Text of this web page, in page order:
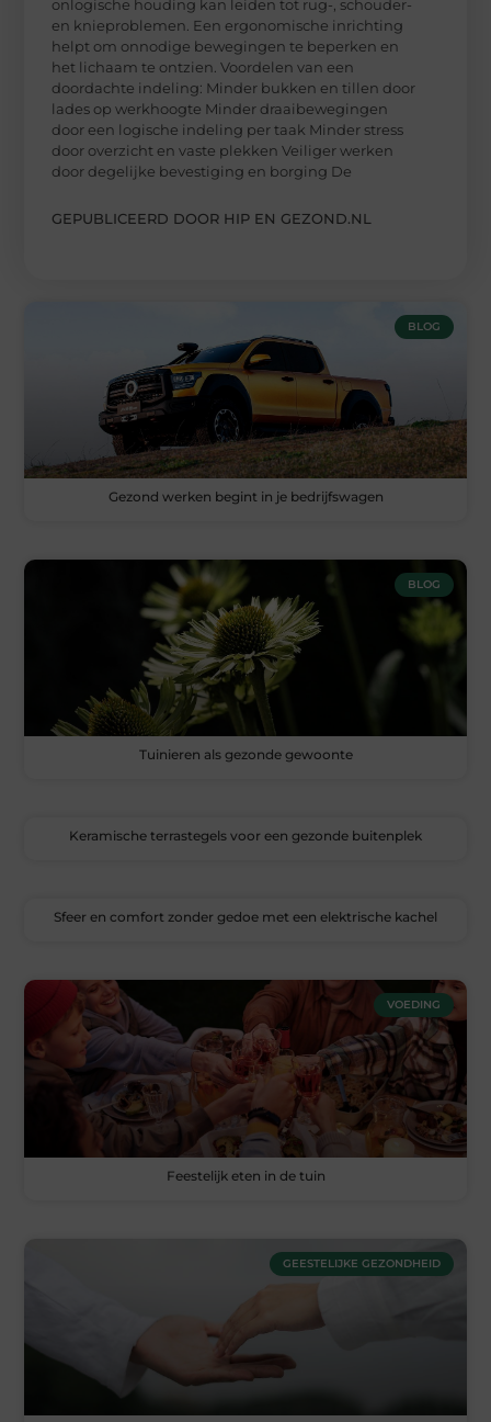
onlogische houding kan leiden tot rug-, schouder-
en knieproblemen. Een ergonomische inrichting
helpt om onnodige bewegingen te beperken en
het lichaam te ontzien. Voordelen van een
doordachte indeling: Minder bukken en tillen door
lades op werkhoogte Minder draaibewegingen
door een logische indeling per taak Minder stress
door overzicht en vaste plekken Veiliger werken
door degelijke bevestiging en borging De
GEPUBLICEERD DOOR HIP EN GEZOND.NL
BLOG
Gezond werken begint in je bedrijfswagen
BLOG
Tuinieren als gezonde gewoonte
Keramische terrastegels voor een gezonde buitenplek
Sfeer en comfort zonder gedoe met een elektrische kachel
VOEDING
Feestelijk eten in de tuin
GEESTELIJKE GEZONDHEID